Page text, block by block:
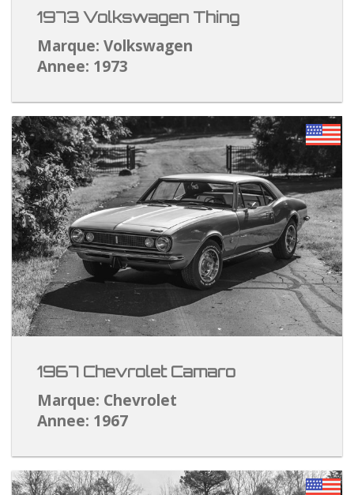
1973 Volkswagen Thing
Marque: Volkswagen
Annee: 1973
1967 Chevrolet Camaro
Marque: Chevrolet
Annee: 1967